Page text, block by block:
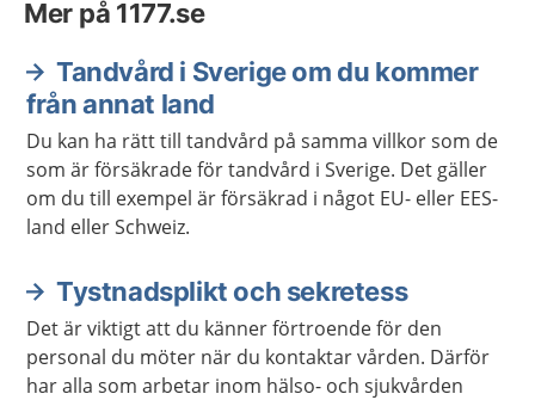
Mer på 1177.se
Tandvård i Sverige om du kommer
från annat land
Du kan ha rätt till tandvård på samma villkor som de
som är försäkrade för tandvård i Sverige. Det gäller
om du till exempel är försäkrad i något EU- eller EES-
land eller Schweiz.
Tystnadsplikt och sekretess
Det är viktigt att du känner förtroende för den
personal du möter när du kontaktar vården. Därför
har alla som arbetar inom hälso- och sjukvården